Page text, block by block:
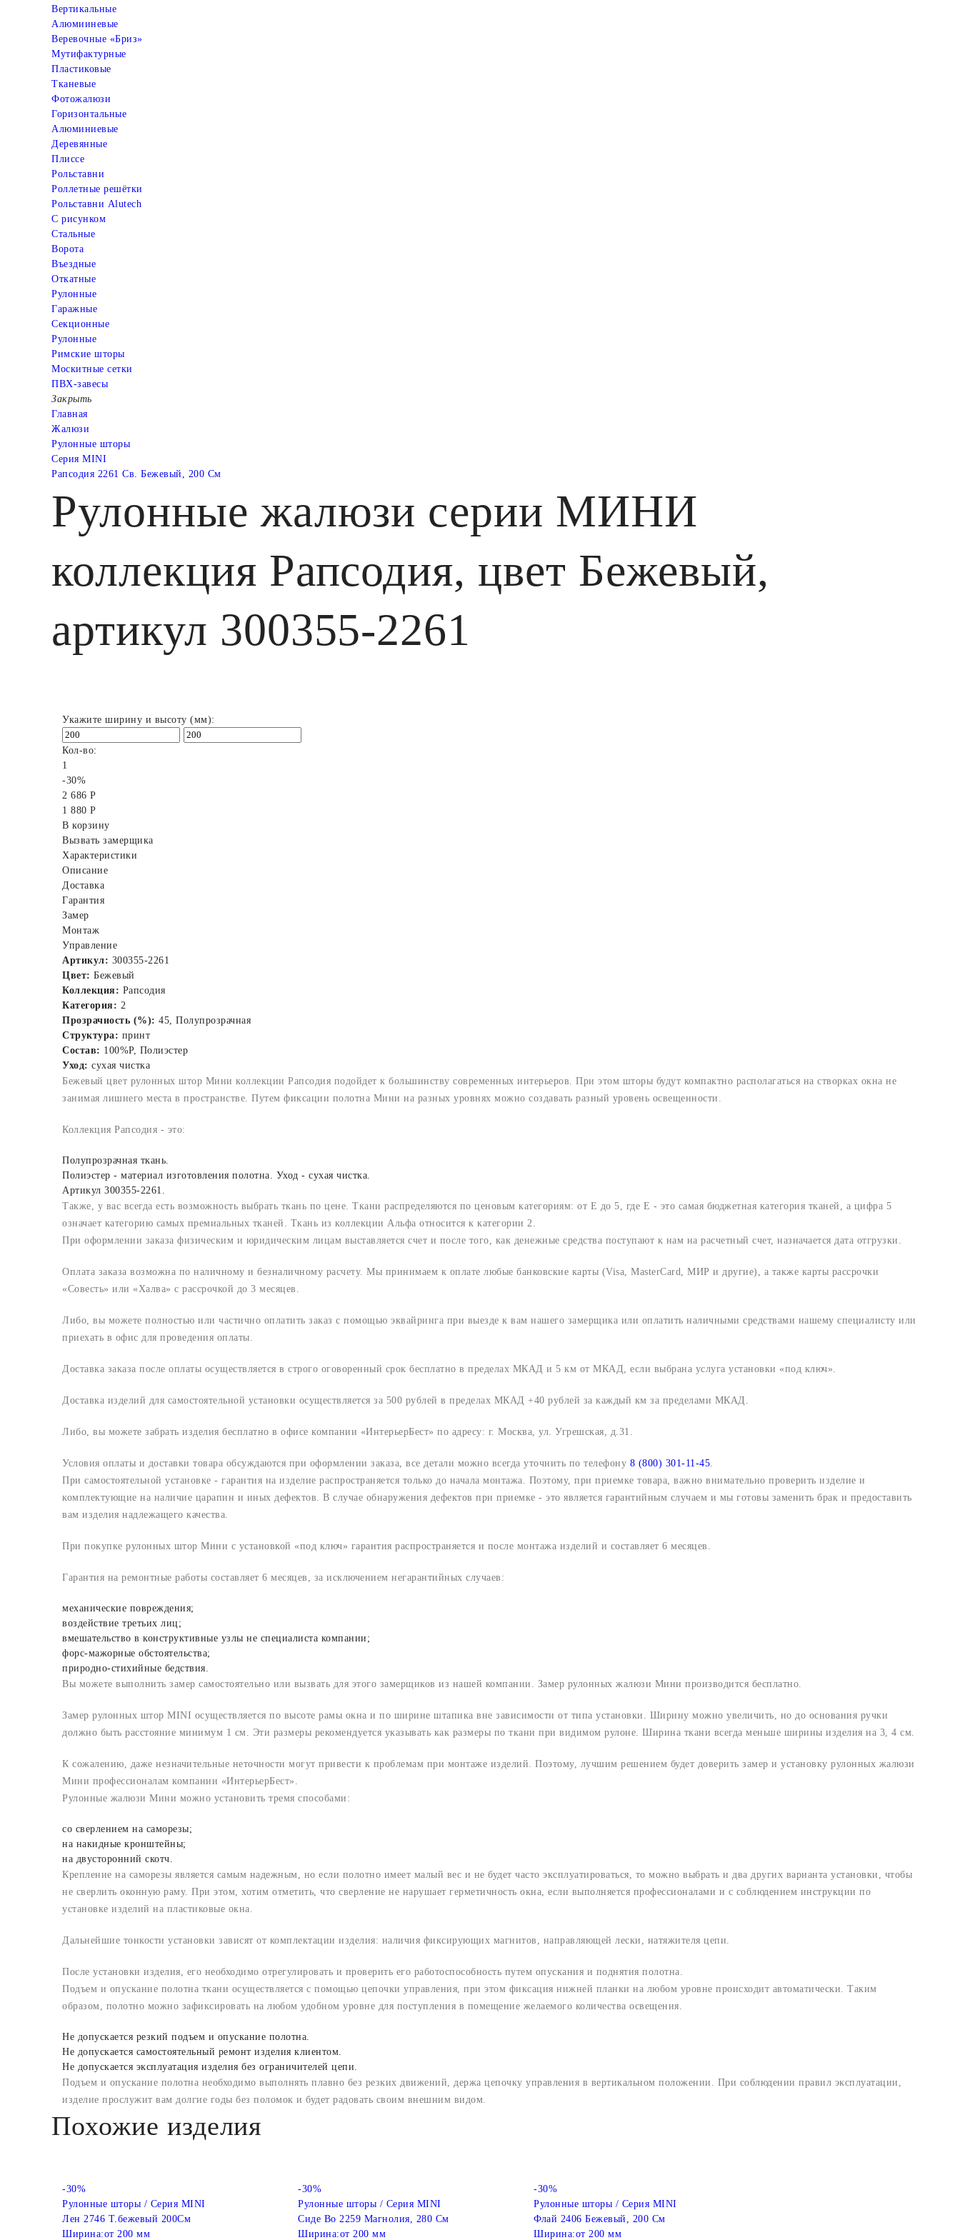
Вертикальные
Алюмииневые
Веревочные «Бриз»
Мутифактурные
Пластиковые
Тканевые
Фотожалюзи
Горизонтальные
Алюминиевые
Деревянные
Плиссе
Рольставни
Роллетные решётки
Рольставни Alutech
С рисунком
Стальные
Ворота
Въездные
Откатные
Рулонные
Гаражные
Cекционные
Рулонные
Римские шторы
Москитные сетки
ПВХ-завесы
Закрыть
Главная
Жалюзи
Рулонные шторы
Серия MINI
Рапсодия 2261 Св. Бежевый, 200 См
Рулонные жалюзи серии МИНИ
коллекция Рапсодия, цвет Бежевый,
артикул 300355-2261
Укажите ширину и высоту (мм):
Кол-во:
1
-30%
2 686 Р
1 880 Р
В корзину
Вызвать замерщика
Характеристики
Описание
Доставка
Гарантия
Замер
Монтаж
Управление
Артикул: 300355-2261
Цвет: Бежевый
Коллекция: Рапсодия
Категория: 2
Прозрачность (%): 45, Полупрозрачная
Структура: принт
Состав: 100%P, Полиэстер
Уход: сухая чистка
Бежевый цвет рулонных штор Мини коллекции Рапсодия подойдет к большинству современных интерьеров. При этом шторы будут компактно располагаться на створках окна не
занимая лишнего места в пространстве. Путем фиксации полотна Мини на разных уровнях можно создавать разный уровень освещенности.
Коллекция Рапсодия - это:
Полупрозрачная ткань.
Полиэстер - материал изготовления полотна. Уход - сухая чистка.
Артикул 300355-2261.
Также, у вас всегда есть возможность выбрать ткань по цене. Ткани распределяются по ценовым категориям: от E до 5, где Е - это самая бюджетная категория тканей, а цифра 5
означает категорию самых премиальных тканей. Ткань из коллекции Альфа относится к категории 2.
При оформлении заказа физическим и юридическим лицам выставляется счет и после того, как денежные средства поступают к нам на расчетный счет, назначается дата отгрузки.
Оплата заказа возможна по наличному и безналичному расчету. Мы принимаем к оплате любые банковские карты (Visa, MasterCard, МИР и другие), а также карты рассрочки
«Совесть» или «Халва» с рассрочкой до 3 месяцев.
Либо, вы можете полностью или частично оплатить заказ с помощью эквайринга при выезде к вам нашего замерщика или оплатить наличными средствами нашему специалисту или
приехать в офис для проведения оплаты.
Доставка заказа после оплаты осуществляется в строго оговоренный срок бесплатно в пределах МКАД и 5 км от МКАД, если выбрана услуга установки «под ключ».
Доставка изделий для самостоятельной установки осуществляется за 500 рублей в пределах МКАД +40 рублей за каждый км за пределами МКАД.
Либо, вы можете забрать изделия бесплатно в офисе компании «ИнтерьерБест» по адресу: г. Москва, ул. Угрешская, д.31.
Условия оплаты и доставки товара обсуждаются при оформлении заказа, все детали можно всегда уточнить по телефону 8 (800) 301-11-45
При самостоятельной установке - гарантия на изделие распространяется только до начала монтажа. Поэтому, при приемке товара, важно внимательно проверить изделие и
комплектующие на наличие царапин и иных дефектов. В случае обнаружения дефектов при приемке - это является гарантийным случаем и мы готовы заменить брак и предоставить
вам изделия надлежащего качества.
При покупке рулонных штор Мини с установкой «под ключ» гарантия распространяется и после монтажа изделий и составляет 6 месяцев.
Гарантия на ремонтные работы составляет 6 месяцев, за исключением негарантийных случаев:
механические повреждения;
воздействие третьих лиц;
вмешательство в конструктивные узлы не специалиста компании;
форс-мажорные обстоятельства;
природно-стихийные бедствия.
Вы можете выполнить замер самостоятельно или вызвать для этого замерщиков из нашей компании. Замер рулонных жалюзи Мини производится бесплатно.
Замер рулонных штор MINI осуществляется по высоте рамы окна и по ширине штапика вне зависимости от типа установки. Ширину можно увеличить, но до основания ручки
должно быть расстояние минимум 1 см. Эти размеры рекомендуется указывать как размеры по ткани при видимом рулоне. Ширина ткани всегда меньше ширины изделия на 3, 4 см.
К сожалению, даже незначительные неточности могут привести к проблемам при монтаже изделий. Поэтому, лучшим решением будет доверить замер и установку рулонных жалюзи
Мини профессионалам компании «ИнтерьерБест».
Рулонные жалюзи Мини можно установить тремя способами:
со сверлением на саморезы;
на накидные кронштейны;
на двусторонний скотч.
Крепление на саморезы является самым надежным, но если полотно имеет малый вес и не будет часто эксплуатироваться, то можно выбрать и два других варианта установки, чтобы
не сверлить оконную раму. При этом, хотим отметить, что сверление не нарушает герметичность окна, если выполняется профессионалами и с соблюдением инструкции по
установке изделий на пластиковые окна.
Дальнейшие тонкости установки зависят от комплектации изделия: наличия фиксирующих магнитов, направляющей лески, натяжителя цепи.
После установки изделия, его необходимо отрегулировать и проверить его работоспособность путем опускания и поднятия полотна.
Подъем и опускание полотна ткани осуществляется с помощью цепочки управления, при этом фиксация нижней планки на любом уровне происходит автоматически. Таким
образом, полотно можно зафиксировать на любом удобном уровне для поступления в помещение желаемого количества освещения.
Не допускается резкий подъем и опускание полотна.
Не допускается самостоятельный ремонт изделия клиентом.
Не допускается эксплуатация изделия без ограничителей цепи.
Подъем и опускание полотна необходимо выполнять плавно без резких движений, держа цепочку управления в вертикальном положении. При соблюдении правил эксплуатации,
изделие прослужит вам долгие годы без поломок и будет радовать своим внешним видом.
Похожие изделия
-30%
Рулонные шторы / Серия MINI
Лен 2746 Т.бежевый 200См
Ширина:от 200 мм
-30%
Рулонные шторы / Серия MINI
Сиде Во 2259 Магнолия, 280 См
Ширина:от 200 мм
-30%
Рулонные шторы / Серия MINI
Флай 2406 Бежевый, 200 См
Ширина:от 200 мм